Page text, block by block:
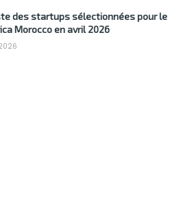
des startups sélectionnées pour le
Morocco en avril 2026